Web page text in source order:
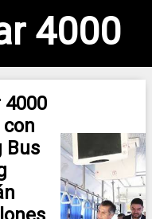
4000
4000
Bus